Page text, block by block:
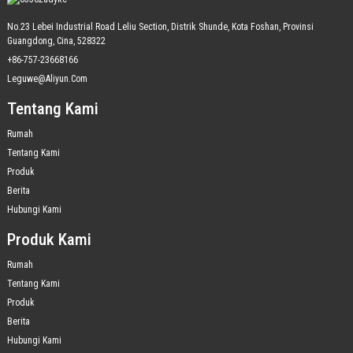
No.23 Lebei Industrial Road Leliu Section, Distrik Shunde, Kota Foshan, Provinsi
Guangdong, Cina, 528322
+86-757-23668166
Leguwe@aliyun.com
Tentang Kami
Rumah
Tentang Kami
Produk
Berita
Hubungi Kami
Produk Kami
Rumah
Tentang Kami
Produk
Berita
Hubungi Kami